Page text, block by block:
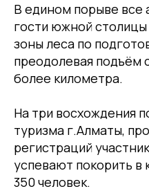
В едином порыве все
гости южной
зоны леса по
преодолевая подъём
более километра.
На три восхождения
туризма г.Алматы,
регистраций
успевают покорить в
350 человек.